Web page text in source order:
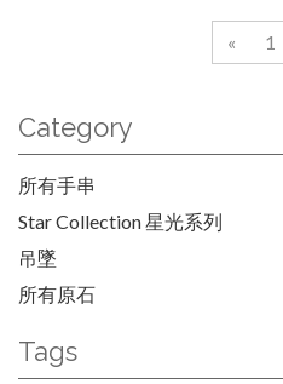
« 1
Category
所有手串
Star Collection 星光系列
吊墜
所有原石
Tags